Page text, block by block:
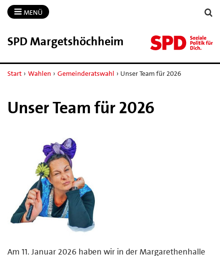
MENÜ
SPD Margetshöchheim
Start › Wahlen › Gemeinderatswahl › Unser Team für 2026
Unser Team für 2026
Am 11. Januar 2026 haben wir in der Margarethenhalle